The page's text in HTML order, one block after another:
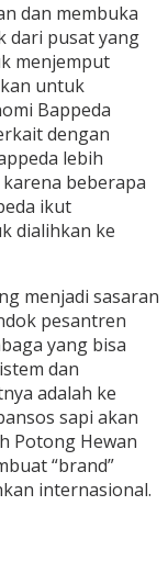
dan membuka
dari pusat yang
menjemput
untuk
Bappeda
dengan
lebih
beberapa
ikut
dialihkan ke
menjadi sasaran
pesantren
yang bisa
dan
adalah ke
sapi akan
Potong Hewan
“brand”
internasional.